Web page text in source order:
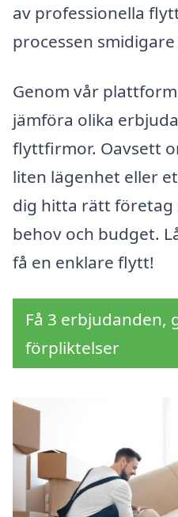
av professionella
processen
Genom vår
jämföra olika
flyttfirmor. Oavsett
liten lägenhet eller
dig hitta rätt företag
behov och budget.
få en enklare flytt!
Få 3 erbjudanden,
förpliktelser